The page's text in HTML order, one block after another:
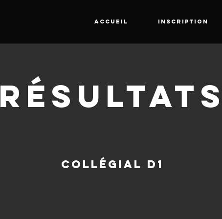
ACCUEIL INSCRIPTION
RÉSULTATS
collégial d1